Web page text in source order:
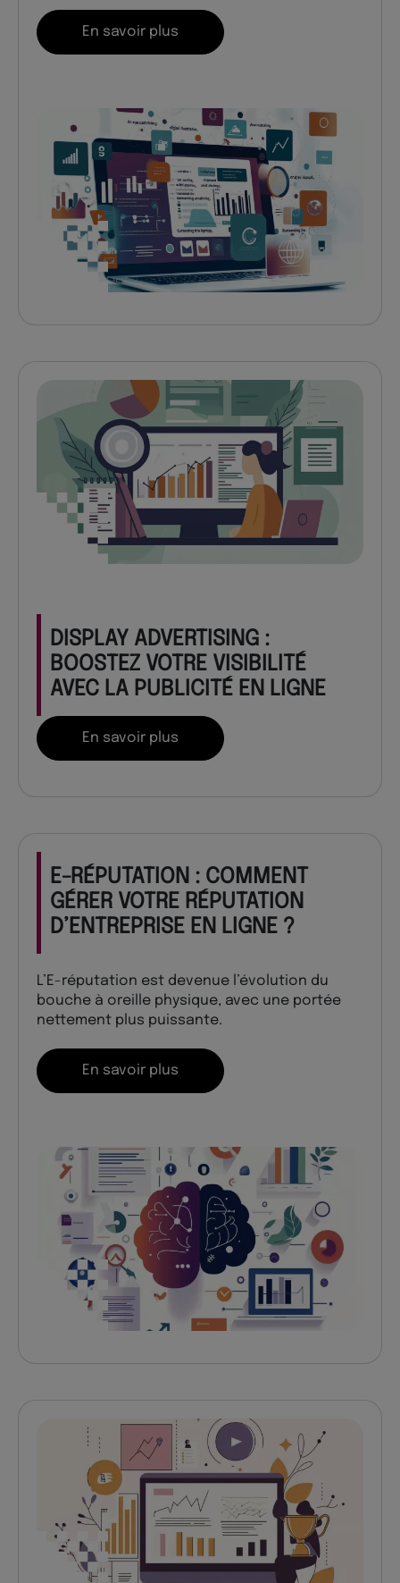
En savoir plus
DISPLAY ADVERTISING :
BOOSTEZ VOTRE VISIBILITÉ
AVEC LA PUBLICITÉ EN LIGNE
En savoir plus
E-RÉPUTATION : COMMENT
GÉRER VOTRE RÉPUTATION
D’ENTREPRISE EN LIGNE ?
L’E-réputation est devenue l’évolution du
bouche à oreille physique, avec une portée
nettement plus puissante.
En savoir plus